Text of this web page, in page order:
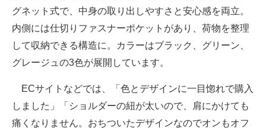
グネット式で、中身の取り出しやすさと安心感を両立。
内側には仕切りファスナーポケットがあり、荷物を整理
して収納できる構造に。カラーはブラック、グリーン、
グレージュの3色が展開しています。
ECサイトなどでは、「色とデザインに一目惚れで購入
しました」「ショルダーの紐が太いので、肩にかけても
痛くなりません。おちついたデザインなのでオンもオフ